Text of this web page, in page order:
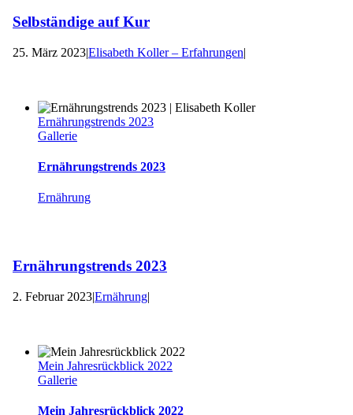
Selbständige auf Kur
25. März 2023|Elisabeth Koller – Erfahrungen|
Ernährungstrends 2023
Gallerie
Ernährungstrends 2023
Ernährung
Ernährungstrends 2023
2. Februar 2023|Ernährung|
Mein Jahresrückblick 2022
Gallerie
Mein Jahresrückblick 2022